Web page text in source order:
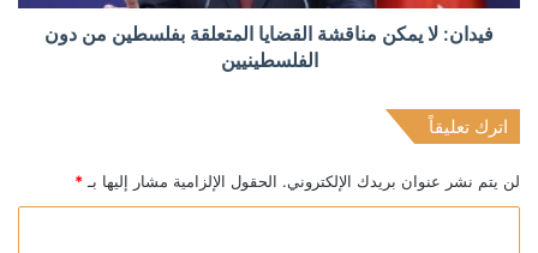
فيدان: لا يمكن مناقشة القضايا المتعلقة بفلسطين من دون
الفلسطينيين
اترك تعليقاً
لن يتم نشر عنوان بريدك الإلكتروني. الحقول الإلزامية مشار إليها بـ *